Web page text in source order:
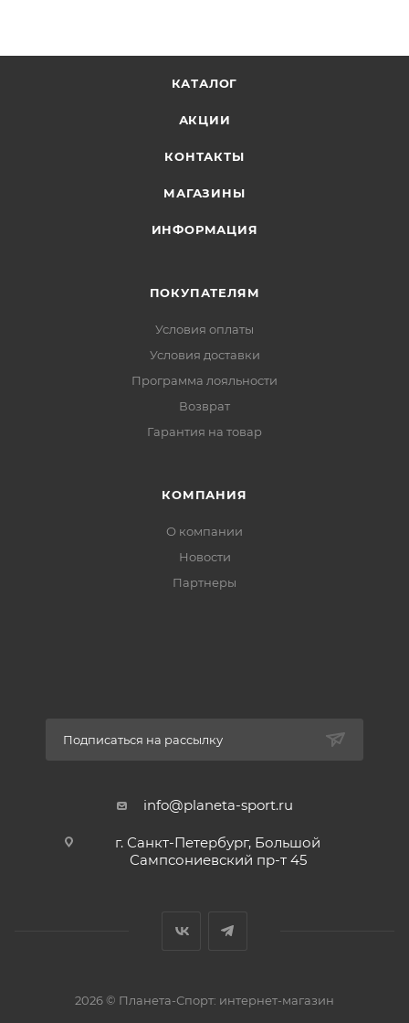
станций и полиспастов. Данная форма лучше всего
подходит для использования с узлом UIAA.
Геометрия карабина и форма сечения
раскрытие защелки.
КАТАЛОГ
АКЦИИ
КОНТАКТЫ
МАГАЗИНЫ
ИНФОРМАЦИЯ
ПОКУПАТЕЛЯМ
Условия оплаты
Условия доставки
Программа лояльности
Возврат
Гарантия на товар
КОМПАНИЯ
О компании
Новости
Партнеры
Подписаться на рассылку
info@planeta-sport.ru
г. Санкт-Петербург, Большой
Сампсониевский пр-т 45
2026 © Планета-Спорт: интернет-магазин